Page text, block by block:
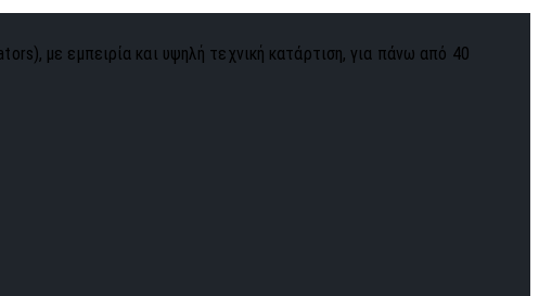
με εμπειρία και υψηλή τεχνική κατάρτιση, για πάνω από 40